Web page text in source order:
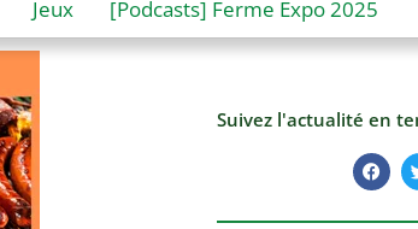
Jeux [Podcasts] Ferme Expo 2025
Suivez l'actualité en